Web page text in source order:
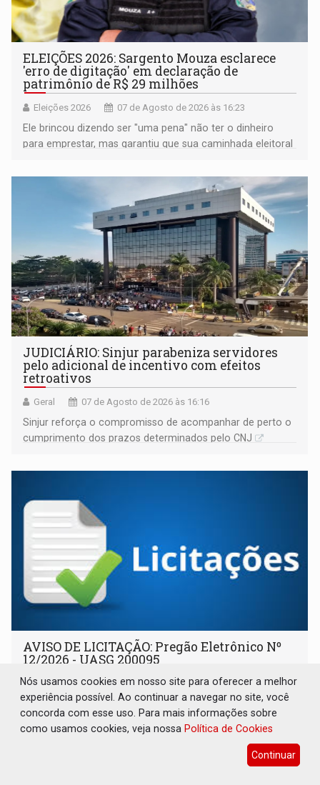
ELEIÇÕES 2026: Sargento Mouza esclarece
'erro de digitação' em declaração de
patrimônio de R$ 29 milhões
Eleições 2026 07 de Agosto de 2026 às 16:23
Ele brincou dizendo ser "uma pena" não ter o dinheiro
para emprestar, mas garantiu que sua caminhada eleitoral
JUDICIÁRIO: Sinjur parabeniza servidores
pelo adicional de incentivo com efeitos
retroativos
Geral 07 de Agosto de 2026 às 16:16
Sinjur reforça o compromisso de acompanhar de perto o
cumprimento dos prazos determinados pelo CNJ
AVISO DE LICITAÇÃO: Pregão Eletrônico Nº
12/2026 - UASG 200095
Publicações Legais 07 de Agosto de 2026 às 16:09
Nós usamos cookies em nosso site para oferecer a melhor
experiência possível. Ao continuar a navegar no site, você
concorda com esse uso. Para mais informações sobre
como usamos cookies, veja nossa Política de Cookies
Continuar